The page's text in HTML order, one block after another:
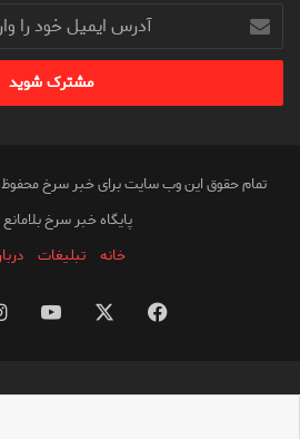
آدرس
ایمیل
خود
وارد
تمام حقوق این وب سایت برای خبر سرخ
پایگاه خبر سرخ
خانه
تبلیغات
فیس